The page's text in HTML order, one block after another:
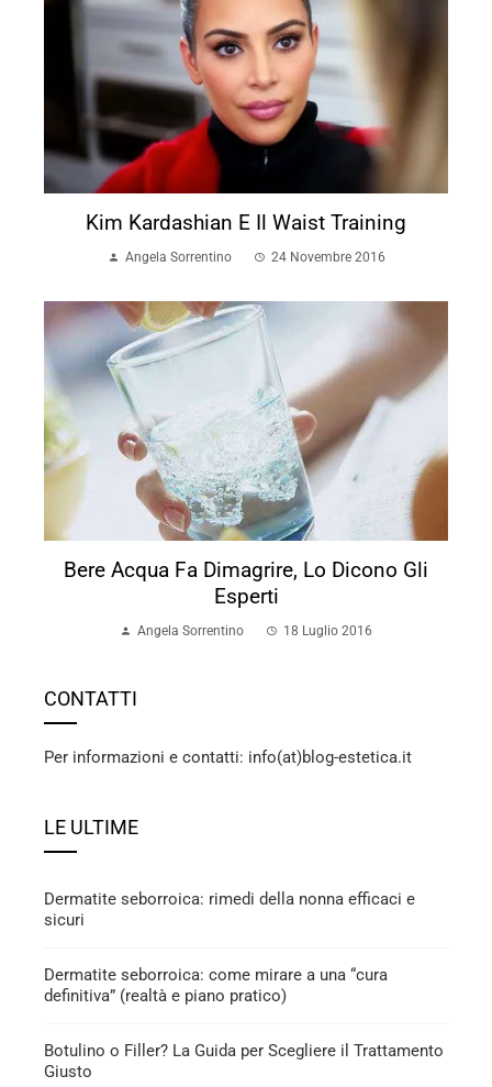
Kim Kardashian E Il Waist Training
Angela Sorrentino 24 Novembre 2016
Bere Acqua Fa Dimagrire, Lo Dicono Gli
Esperti
Angela Sorrentino 18 Luglio 2016
CONTATTI
Per informazioni e contatti: info(at)blog-estetica.it
LE ULTIME
Dermatite seborroica: rimedi della nonna efficaci e
sicuri
Dermatite seborroica: come mirare a una “cura
definitiva” (realtà e piano pratico)
Botulino o Filler? La Guida per Scegliere il Trattamento
Giusto